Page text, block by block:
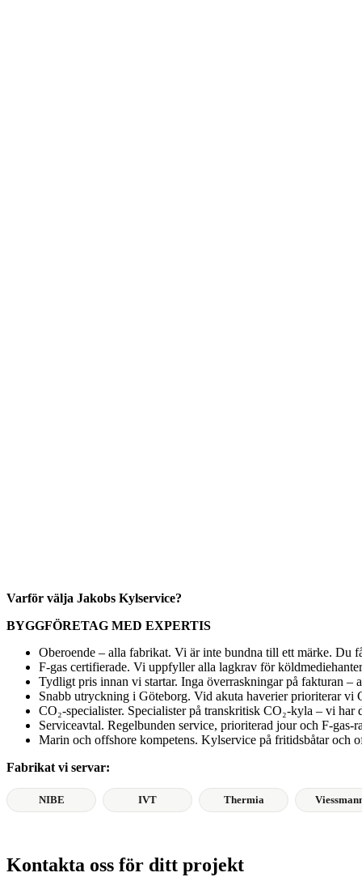
Varför välja Jakobs Kylservice?
BYGGFÖRETAG MED EXPERTIS
Oberoende – alla fabrikat. Vi är inte bundna till ett märke. Du
F-gas certifierade. Vi uppfyller alla lagkrav för
Tydligt pris innan vi startar. Inga överraskningar på fakturan –
Snabb utryckning i Göteborg. Vid akuta haverier prioriterar vi
CO₂-specialister. Specialister på transkritisk CO₂-kyla – vi har
Serviceavtal. Regelbunden service, prioriterad jour och F-gas-
Marin och offshore kompetens. Kylservice på fritidsbåtar och
Fabrikat vi servar:
NIBE IVT Thermia
Kontakta oss för ditt projekt